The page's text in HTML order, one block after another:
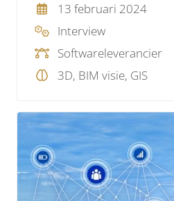
13 februari 2024
Interview
Softwareleverancier
3D, BIM visie, GIS